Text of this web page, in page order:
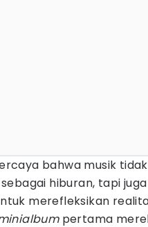
bahwa musik
hiburan, tapi
merefleksikan
pertama